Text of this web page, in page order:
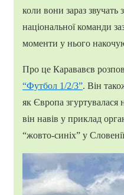
коли вони зараз звучать
національної команди
моменти у нього
Про це Карававєв
“Футбол 1/2/3”. Він
як Європа згуртувалася
він навів у приклад
“жовто-синіх” у